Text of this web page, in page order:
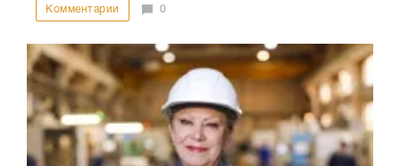
Комментарии 0